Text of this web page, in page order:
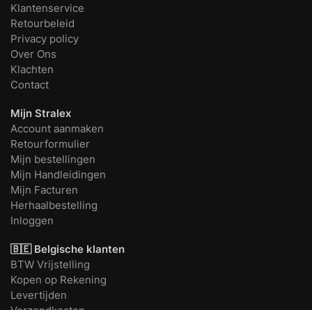
Klantenservice
Retourbeleid
Privacy policy
Over Ons
Klachten
Contact
Mijn Stralex
Account aanmaken
Retourformulier
Mijn bestellingen
Mijn Handleidingen
Mijn Facturen
Herhaalbestelling
Inloggen
🇧🇪 Belgische klanten
BTW Vrijstelling
Kopen op Rekening
Levertijden